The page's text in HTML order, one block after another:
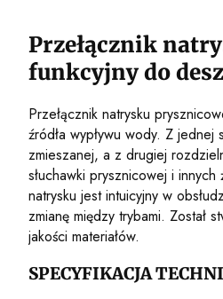
Przełącznik
funkcyjny do
Przełącznik natrysku
źródła wypływu wody. Z
zmieszanej, a z drugiej
słuchawki prysznicowej i innych
natrysku jest intuicyjny w
zmianę między trybami. Został
jakości materiałów.
SPECYFIKACJA